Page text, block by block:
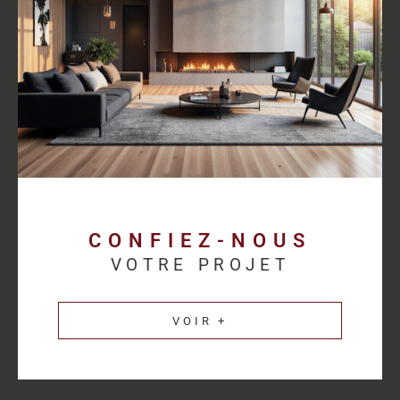
Découvrez lesannonces immobilières professionnelles au
Havreet bénéficiez d’un accompagnement sur mesure pour
concrétiser votre projet.
Une estimation
immobilière précise pour
parfaite connaissance du marché et des spécificités de chaque
secteur d’activité. HM Immo-Pro réalise des estimations fiables
CONFIEZ-NOUS
VOTRE PROJET
VOIR +